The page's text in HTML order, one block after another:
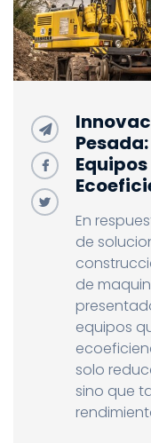
En
de
de
equipos
solo
sino que